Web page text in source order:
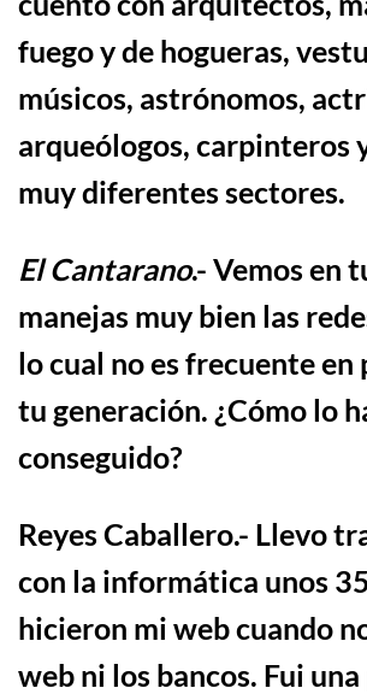
fuego y de hogueras,
músicos, astrónomos,
arqueólogos, carpinteros
muy diferentes sectores.
El Cantarano.- Vemos en
manejas muy bien las
lo cual no es frecuente en
tu generación. ¿Cómo lo
conseguido?
Reyes Caballero.- Llevo
con la informática unos
hicieron mi web cuando
web ni los bancos. Fui